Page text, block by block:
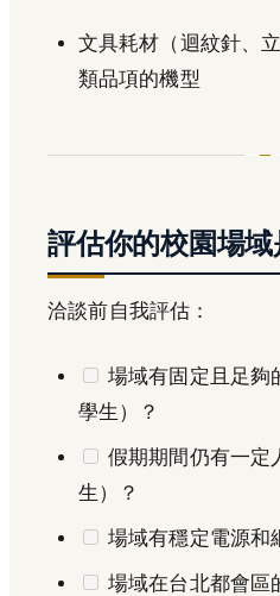
文具耗材（迴紋針、
類品項的機型
評估你的校園場
洽談前自我評估：
場域有固定且足夠
學生）？
假期期間仍有一定
生）？
場域有穩定電源和
場域在台北都會區